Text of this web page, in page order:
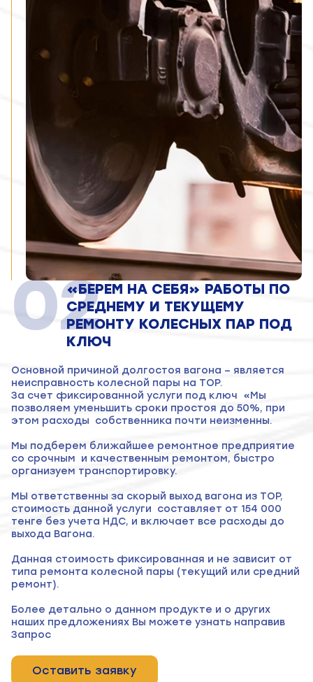
Наши продукты
Руководство
Контакты
02«БЕРЕМ НА СЕБЯ» РАБОТЫ ПО
СРЕДНЕМУ И ТЕКУЩЕМУ
РЕМОНТУ КОЛЕСНЫХ ПАР ПОД
КЛЮЧ
Основной причиной долгостоя вагона – является
неисправность колесной пары на ТОР.
За счет фиксированной услуги под ключ «Мы
позволяем уменьшить сроки простоя до 50%, при
этом расходы собственника почти неизменны.
Мы подберем ближайшее ремонтное предприятие
со срочным и качественным ремонтом, быстро
организуем транспортировку.
МЫ ответственны за скорый выход вагона из ТОР,
стоимость данной услуги составляет от 154 000
тенге без учета НДС, и включает все расходы до
выхода Вагона.
Данная стоимость фиксированная и не зависит от
типа ремонта колесной пары (текущий или средний
ремонт).
Более детально о данном продукте и о других
наших предложениях Вы можете узнать направив
Запрос
Оставить заявку